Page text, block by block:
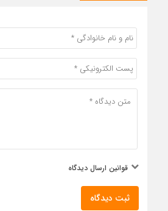
قوانین ارسال دیدگاه
ثبت دیدگاه